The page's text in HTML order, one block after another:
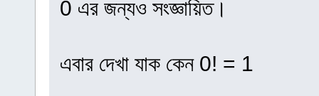
0 এর জন্যও সংজ্ঞায়িত।
এবার দেখা যাক কেন 0! = 1